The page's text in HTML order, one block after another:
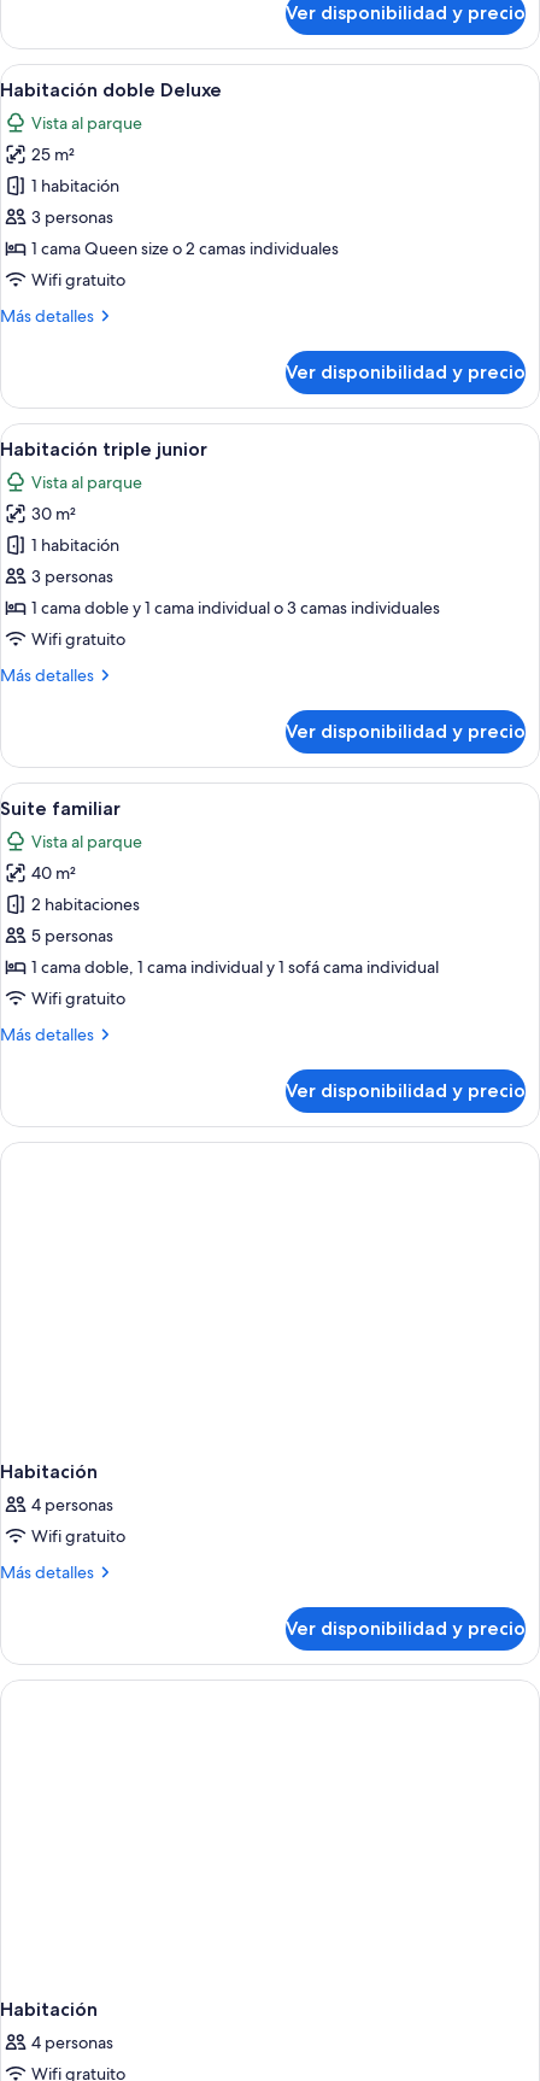
2
individuales
estándar
con
1
cama
doble
o
2
individuales
Ver disponibilidad y precio
Ver
todas
las
fotos
de
Habitación
doble
Deluxe
Dormitorio con estructura de
6
Habitación doble Deluxe
Vista al parque
25 m²
1 habitación
3 personas
1 cama Queen size o 2 camas individuales
Wifi gratuito
Más detalles
Más
doble
Deluxe
Ver disponibilidad y precio
Ver
todas
las
fotos
de
Habitación
triple
junior
Un dormitorio con cama, una silla,
6
Habitación triple junior
Vista al parque
30 m²
1 habitación
3 personas
1 cama doble y 1 cama individual o 3 camas individuales
Wifi gratuito
Más detalles
Más
triple
junior
Ver disponibilidad y precio
Ver
todas
las
fotos
de
Suite
familiar
Una habitación acogedora con una
7
Suite familiar
Vista al parque
40 m²
2 habitaciones
5 personas
1 cama doble, 1 cama individual y 1 sofá cama individual
Wifi gratuito
Más detalles
Más
familiar
Ver disponibilidad y precio
Habitación
4 personas
Wifi gratuito
Más detalles
Más
Ver disponibilidad y precio
Habitación
4 personas
Wifi gratuito